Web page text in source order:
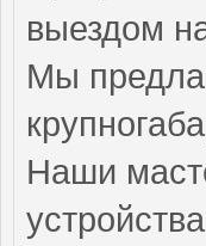
выездом
Мы
Наши